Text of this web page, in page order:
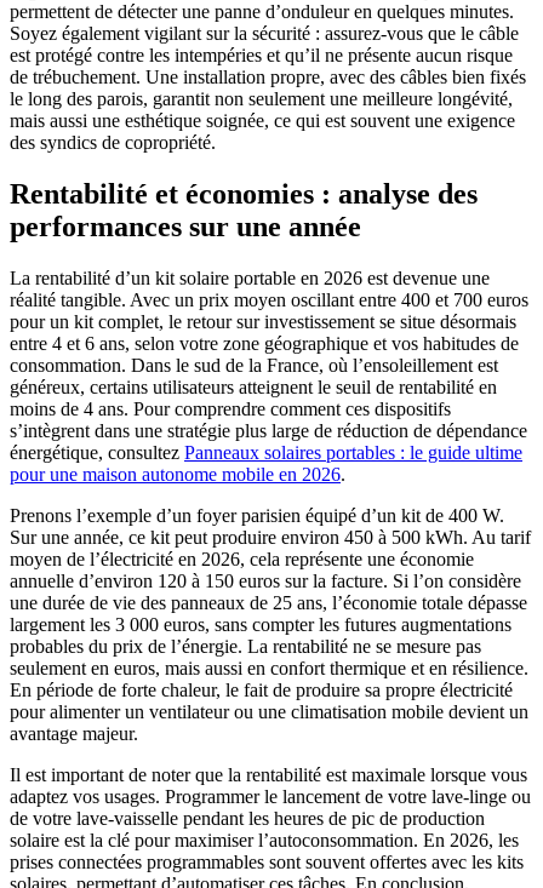
permettent de détecter une panne d’onduleur en quelques minutes.
Soyez également vigilant sur la sécurité : assurez-vous que le câble
est protégé contre les intempéries et qu’il ne présente aucun risque
de trébuchement. Une installation propre, avec des câbles bien fixés
le long des parois, garantit non seulement une meilleure longévité,
mais aussi une esthétique soignée, ce qui est souvent une exigence
des syndics de copropriété.
Rentabilité et économies : analyse des
performances sur une année
La rentabilité d’un kit solaire portable en 2026 est devenue une
réalité tangible. Avec un prix moyen oscillant entre 400 et 700 euros
pour un kit complet, le retour sur investissement se situe désormais
entre 4 et 6 ans, selon votre zone géographique et vos habitudes de
consommation. Dans le sud de la France, où l’ensoleillement est
généreux, certains utilisateurs atteignent le seuil de rentabilité en
moins de 4 ans. Pour comprendre comment ces dispositifs
s’intègrent dans une stratégie plus large de réduction de dépendance
énergétique, consultez Panneaux solaires portables : le guide ultime
pour une maison autonome mobile en 2026.
Prenons l’exemple d’un foyer parisien équipé d’un kit de 400 W.
Sur une année, ce kit peut produire environ 450 à 500 kWh. Au tarif
moyen de l’électricité en 2026, cela représente une économie
annuelle d’environ 120 à 150 euros sur la facture. Si l’on considère
une durée de vie des panneaux de 25 ans, l’économie totale dépasse
largement les 3 000 euros, sans compter les futures augmentations
probables du prix de l’énergie. La rentabilité ne se mesure pas
seulement en euros, mais aussi en confort thermique et en résilience.
En période de forte chaleur, le fait de produire sa propre électricité
pour alimenter un ventilateur ou une climatisation mobile devient un
avantage majeur.
Il est important de noter que la rentabilité est maximale lorsque vous
adaptez vos usages. Programmer le lancement de votre lave-linge ou
de votre lave-vaisselle pendant les heures de pic de production
solaire est la clé pour maximiser l’autoconsommation. En 2026, les
prises connectées programmables sont souvent offertes avec les kits
solaires, permettant d’automatiser ces tâches. En conclusion,